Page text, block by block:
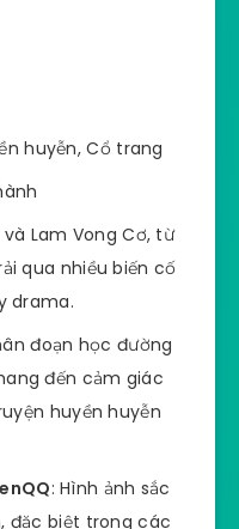
huyễn, Cổ trang
và Lam Vong Cơ, từ
qua nhiều biến cố
drama.
đoạn học đường
đến cảm giác
huyền huyễn
: Hình ảnh sắc
đặc biệt trong các